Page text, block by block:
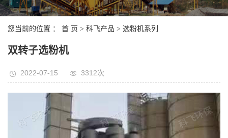
您当前的位置 ： 首 页 > 科飞产品 > 选粉机系列
双转子选粉机
2022-07-15 3312次